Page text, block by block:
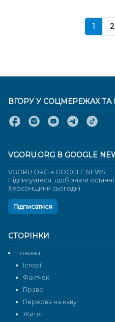
1 2
СТОРІНКИ
Новини
Історії
Фактчек
Право
Перерва на каву
Життя
ВГОРУ У СОЦМЕРЕЖАХ
VGORU.ORG В GOOGLE
VGORU.ORG в GOOGLE NEWS
Підписуйтеся, щоб знати
Херсонщини сьогодні
Підписатися